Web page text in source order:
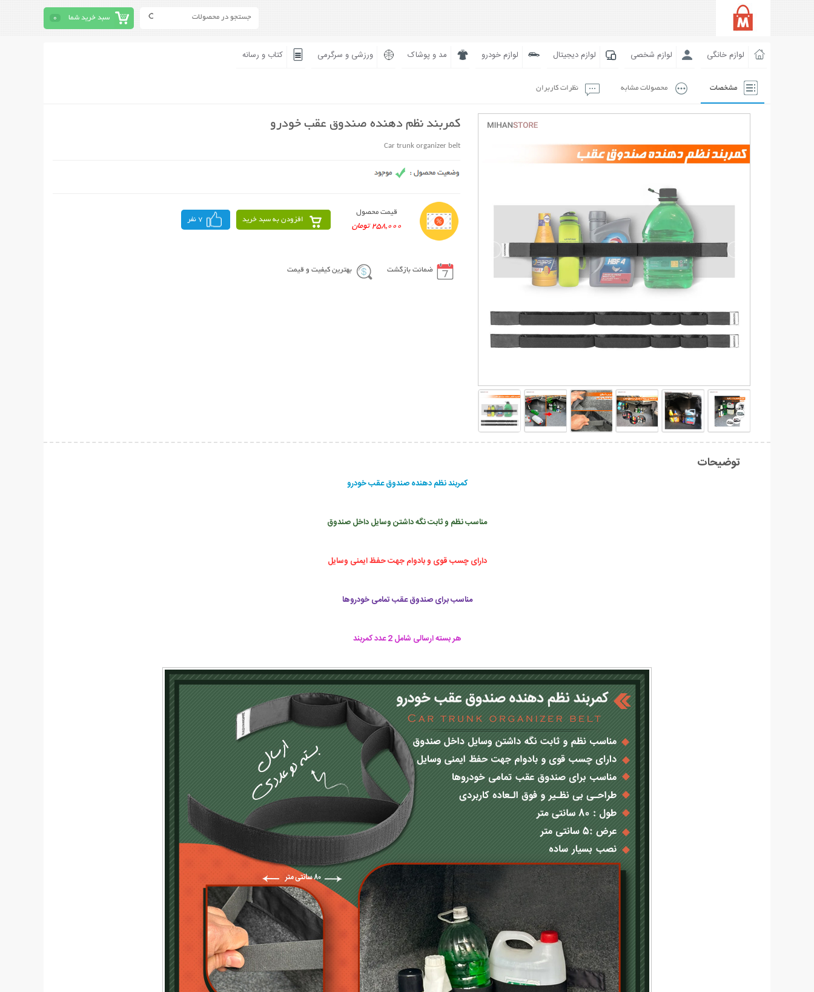
سبد خرید شما 0
لوازم خانگی لوازم شخصی لوازم دیجیتال لوازم خودرو مد و پوشاک ورزشی و سرگرمی کتاب و رسانه
مشخصات محصولات مشابه نظرات کاربران
کمربند نظم دهنده صندوق عقب خودرو
Car trunk organizer belt
قیمت محصول
258,000 تومان
افزودن به سبد خرید 7 نفر
ضمانت بازگشت بهترین کیفیت و قیمت
توضیحات
کمربند نظم دهنده صندوق عقب خودرو
مناسب نظم و ثابت نگه داشتن وسایل داخل صندوق
دارای چسب قوی و بادوام جهت حفظ ایمنی وسایل
مناسب برای صندوق عقب تمامی خودروها
هر بسته ارسالی شامل 2 عدد کمربند